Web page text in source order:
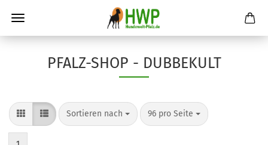
PFALZ-SHOP - DUBBEKULT
Sortieren nach
Sortieren nach 96 pro Seite
pro Seite